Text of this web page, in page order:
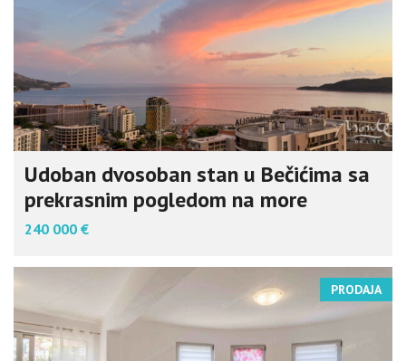
Udoban dvosoban stan u Bečićima sa
prekrasnim pogledom na more
240 000 €
PRODAJA